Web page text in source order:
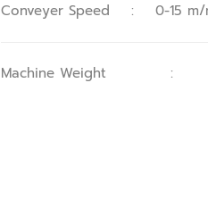
Conveyer Speed : 0-15 m/
Machine Weight :